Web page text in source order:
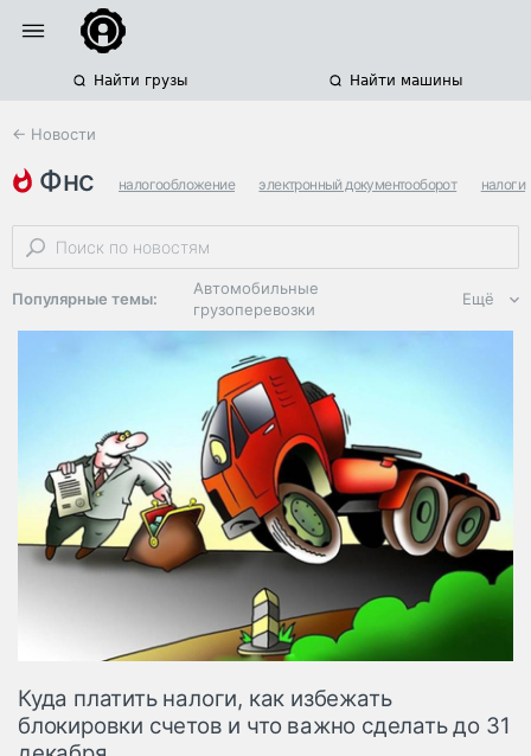
Найти грузы Найти машины
← Новости
фнс налогообложение электронный документооборот налоги
Популярные темы:
Автомобильные
грузоперевозки
Региональная
логистика
ЭДО, ИТ в
логистике
Дороги,
инфраструктура
Логистика, грузы
Негабаритные и
опасные грузы
Безопасность и
страхование
Таможня и ВЭД
Ещё
Куда платить налоги, как избежать
блокировки счетов и что важно сделать до 31